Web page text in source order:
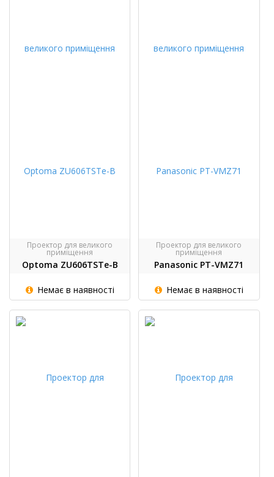
Проектор для великого
приміщення
Optoma ZU606TSTe-B
Немає в наявності
Проектор для великого
приміщення
Panasonic PT-VMZ71
Немає в наявності